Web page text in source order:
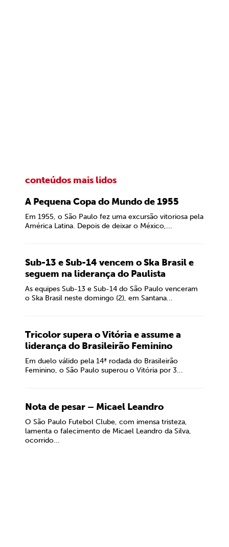
conteúdos mais lidos
A Pequena Copa do Mundo de 1955
Em 1955, o São Paulo fez uma excursão vitoriosa pela
América Latina. Depois de deixar o México,...
Sub-13 e Sub-14 vencem o Ska Brasil e
seguem na liderança do Paulista
As equipes Sub-13 e Sub-14 do São Paulo venceram
o Ska Brasil neste domingo (2), em Santana...
Tricolor supera o Vitória e assume a
liderança do Brasileirão Feminino
Em duelo válido pela 14ª rodada do Brasileirão
Feminino, o São Paulo superou o Vitória por 3...
Nota de pesar – Micael Leandro
O São Paulo Futebol Clube, com imensa tristeza,
lamenta o falecimento de Micael Leandro da Silva,
ocorrido...